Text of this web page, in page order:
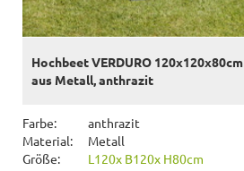
Hochbeet VERDURO 120x120x80cm
aus Metall, anthrazit
Farbe:
anthrazit
Material:
Metall
Größe:
L120x B120x H80cm